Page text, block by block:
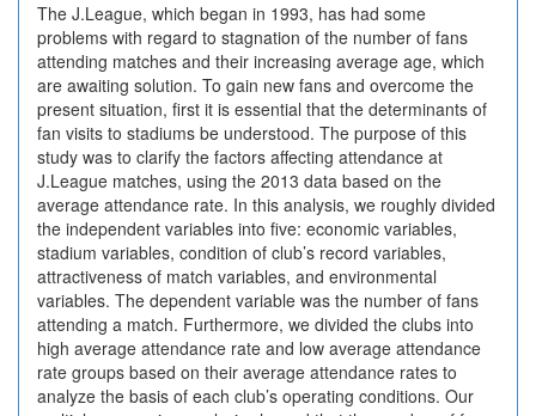
The J.League, which began in 1993, has had some
problems with regard to stagnation of the number of fans
attending matches and their increasing average age, which
are awaiting solution. To gain new fans and overcome the
present situation, first it is essential that the determinants of
fan visits to stadiums be understood. The purpose of this
study was to clarify the factors affecting attendance at
J.League matches, using the 2013 data based on the
average attendance rate. In this analysis, we roughly divided
the independent variables into five: economic variables,
stadium variables, condition of club’s record variables,
attractiveness of match variables, and environmental
variables. The dependent variable was the number of fans
attending a match. Furthermore, we divided the clubs into
high average attendance rate and low average attendance
rate groups based on their average attendance rates to
analyze the basis of each club’s operating conditions. Our